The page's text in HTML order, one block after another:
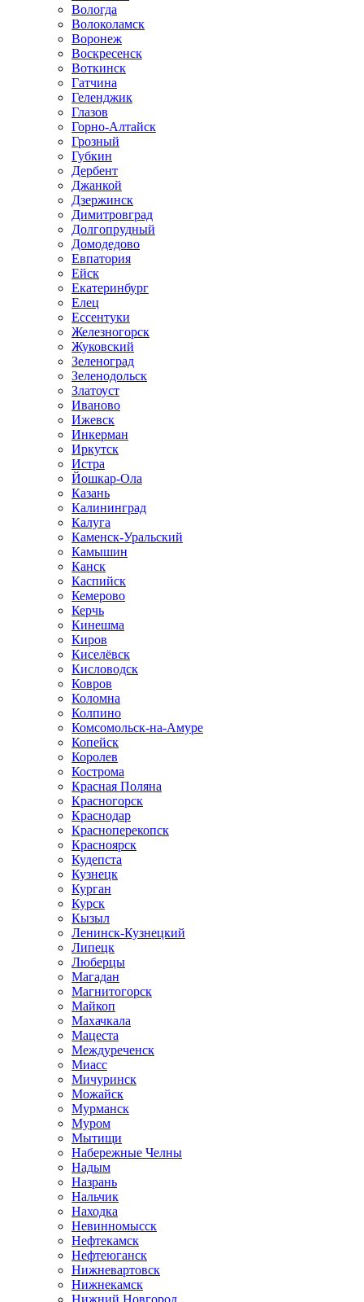
Вологда
Волоколамск
Воронеж
Воскресенск
Воткинск
Гатчина
Геленджик
Глазов
Горно-Алтайск
Грозный
Губкин
Дербент
Джанкой
Дзержинск
Димитровград
Долгопрудный
Домодедово
Евпатория
Ейск
Екатеринбург
Елец
Ессентуки
Железногорск
Жуковский
Зеленоград
Зеленодольск
Златоуст
Иваново
Ижевск
Инкерман
Иркутск
Истра
Йошкар-Ола
Казань
Калининград
Калуга
Каменск-Уральский
Камышин
Канск
Каспийск
Кемерово
Керчь
Кинешма
Киров
Киселёвск
Кисловодск
Ковров
Коломна
Колпино
Комсомольск-на-Амуре
Копейск
Королев
Кострома
Красная Поляна
Красногорск
Краснодар
Красноперекопск
Красноярск
Кудепста
Кузнецк
Курган
Курск
Кызыл
Ленинск-Кузнецкий
Липецк
Люберцы
Магадан
Магнитогорск
Майкоп
Махачкала
Мацеста
Междуреченск
Миасс
Мичуринск
Можайск
Мурманск
Муром
Мытищи
Набережные Челны
Надым
Назрань
Нальчик
Находка
Невинномысск
Нефтекамск
Нефтеюганск
Нижневартовск
Нижнекамск
Нижний Новгород